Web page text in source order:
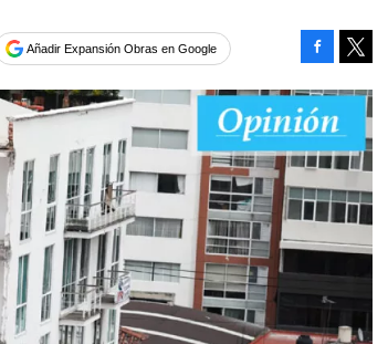
Añadir Expansión Obras en Google